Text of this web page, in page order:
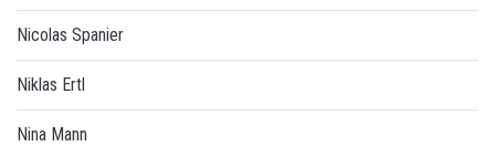
Nicolas Spanier
Niklas Ertl
Nina Mann